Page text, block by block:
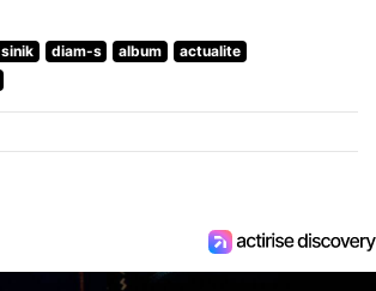
sinik diam-s album
actualite